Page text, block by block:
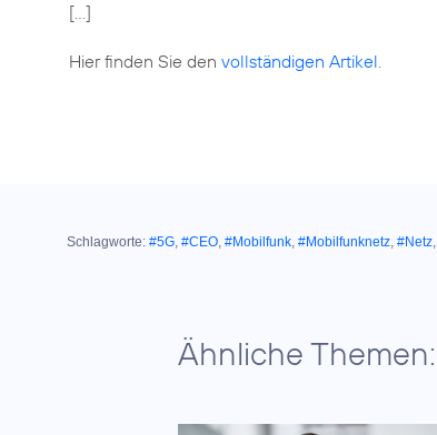
[...]
Hier finden Sie den vollständigen Artikel.
Schlagworte: #5G, #CEO, #Mobilfunk, #Mobilfunknetz, #Netz,
Ähnliche Themen: